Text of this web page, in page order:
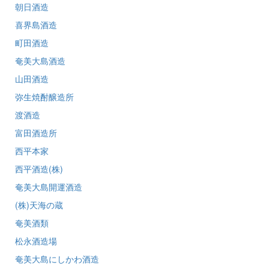
朝日酒造
喜界島酒造
町田酒造
奄美大島酒造
山田酒造
弥生焼酎醸造所
渡酒造
富田酒造所
西平本家
西平酒造(株)
奄美大島開運酒造
(株)天海の蔵
奄美酒類
松永酒造場
奄美大島にしかわ酒造